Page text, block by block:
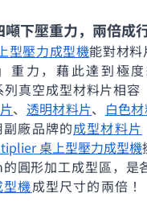
噸下壓重力，兩倍成
型壓力成型機能對材料
重力，藉此達到極
真空成型材料片相容
、 透明材料片、 白色
廠品牌的成型材料片
桌上型壓力成型機
圓形加工成型區，是
機成型尺寸的兩倍！